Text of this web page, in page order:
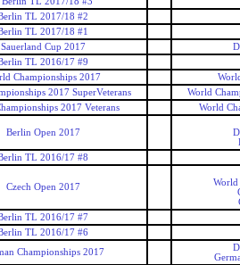
TL 2017/18 #2
TL 2017/18 #1
Sauerland Cup 2017
TL 2016/17 #9
Championships 2017
2017 SuperVeterans
World
2017 Veterans World
Berlin Open 2017
TL 2016/17 #8
Czech Open 2017
World
TL 2016/17 #7
TL 2016/17 #6
Championships 2017